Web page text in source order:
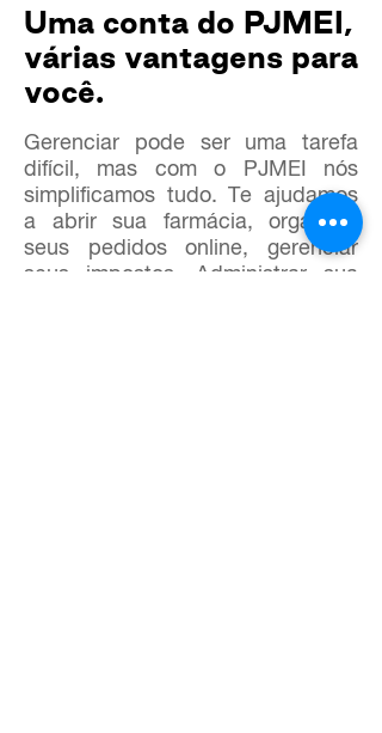
Uma conta do PJMEI,
várias vantagens para
você.
Gerenciar pode ser uma tarefa
difícil, mas com o PJMEI nós
simplificamos tudo. Te ajudamos
a abrir sua farmácia, organizar
seus pedidos online, gerenciar
seus impostos. Administrar sua